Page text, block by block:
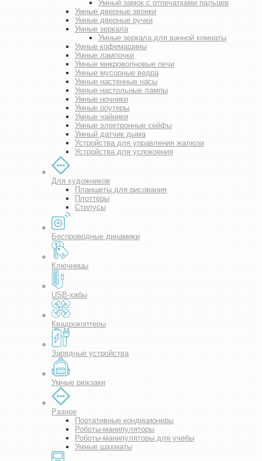
Умный замок с отпечатками пальцев
Умные дверные звонки
Умные дверные ручки
Умные зеркала
Умные зеркала для ванной комнаты
Умные кофемашины
Умные лампочки
Умные микроволновые печи
Умные мусорные ведра
Умные настенные часы
Умные настольные лампы
Умные ночники
Умные роутеры
Умные чайники
Умные электронные сейфы
Умный датчик дыма
Устройства для управления жалюзи
Устройства для успокоения
Для художников
Планшеты для рисования
Плоттеры
Стилусы
Беспроводные динамики
Ключницы
USB-хабы
Квадрокоптеры
Зарядные устройства
Умные рюкзаки
Разное
Портативные кондиционеры
Роботы-манипуляторы
Роботы-манипуляторы для учебы
Умные шахматы